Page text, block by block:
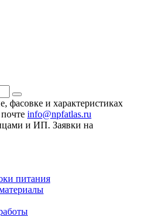
фасовке и характеристиках
info@npfatlas.ru
и ИП. Заявки на
питания